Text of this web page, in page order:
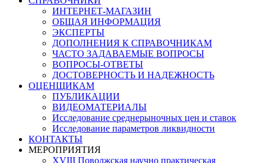
ИНТЕРНЕТ-МАГАЗИН
ОБЩАЯ ИНФОРМАЦИЯ
ЭКСПЕРТЫ
ДОПОЛНЕНИЯ К СПРАВОЧНИКАМ
ЧАСТО ЗАДАВАЕМЫЕ ВОПРОСЫ
ВОПРОСЫ-ОТВЕТЫ
ДОСТОВЕРНОСТЬ И НАДЕЖНОСТЬ
ОЦЕНЩИКАМ
ПУБЛИКАЦИИ
ВИДЕОМАТЕРИАЛЫ
Исследование среднерыночных цен и ставок
Исследование параметров ликвидности
КОНТАКТЫ
МЕРОПРИЯТИЯ
XVIII Поволжская научно практическая